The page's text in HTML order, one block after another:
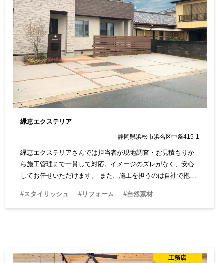
緑恵エクステリア
静岡県浜松市浜名区中条415-1
緑恵エクステリアさんでは担当者が現地調査・お見積もりか
ら施工管理まで一貫して対応。イメージのズレがなく、安心
してお任せいただけます。 また、施工を担うのは自社で抱え
とに、高品質かつ安定した仕上がりを実現。リフォームやメ
ンテナンス、アフターフォローにも柔軟に対応。お引き渡し
#スタイリッシュ #リフォーム #自然素材
工務店